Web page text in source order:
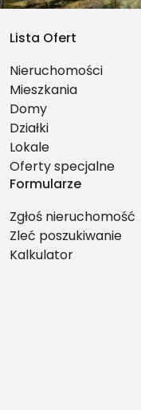
Lista Ofert
Nieruchomości
Mieszkania
Domy
Działki
Lokale
Oferty specjalne
Formularze
Zgłoś nieruchomość
Zleć poszukiwanie
Kalkulator